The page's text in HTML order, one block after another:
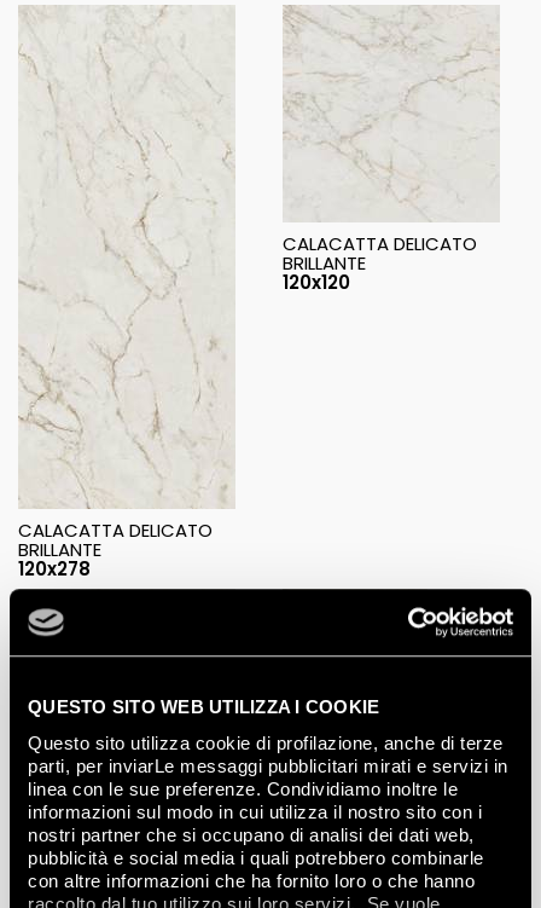
QUESTO SITO WEB UTILIZZA I COOKIE
Questo sito utilizza cookie di profilazione, anche di terze
parti, per inviarLe messaggi pubblicitari mirati e servizi in
linea con le sue preferenze. Condividiamo inoltre le
informazioni sul modo in cui utilizza il nostro sito con i
nostri partner che si occupano di analisi dei dati web,
pubblicità e social media i quali potrebbero combinarle
con altre informazioni che ha fornito loro o che hanno
raccolto dal tuo utilizzo sui loro servizi. Se vuole
CALACATTA DELICATO
BRILLANTE
120x278
CALACATTA DELICATO
BRILLANTE
120x120
CALACATTA DELICATO
BRILLANTE
60x120 CALACATTA DELICATO
BRILLANTE
80x80
Mosaici